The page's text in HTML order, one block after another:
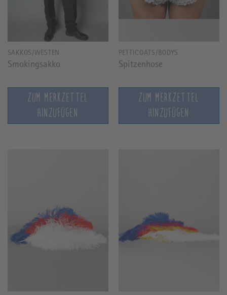
SAKKOS/WESTEN
Smokingsakko
ZUM MERKZETTEL
HINZUFÜGEN
PETTICOATS/BODYS
Spitzenhose
ZUM MERKZETTEL
HINZUFÜGEN